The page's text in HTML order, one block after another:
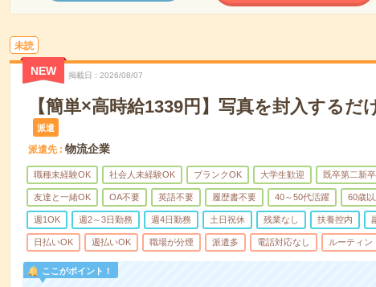
未読
NEW 掲載日 2026/08/07
【簡単×高時給1339円】写真を封入するだ
派遣
派遣先 物流企業
職種未経験OK 社会人未経験OK ブランクOK 大学生歓迎 既卒第二新
友達と一緒OK OA不要 英語不要 履歴書不要 40～50代活躍 60歳
週1OK 週2～3日勤務 週4日勤務 土日祝休 残業なし 扶養控内
日払いOK 週払いOK 職場が分煙 派遣多 電話対応なし ルーティン
ここがポイント！